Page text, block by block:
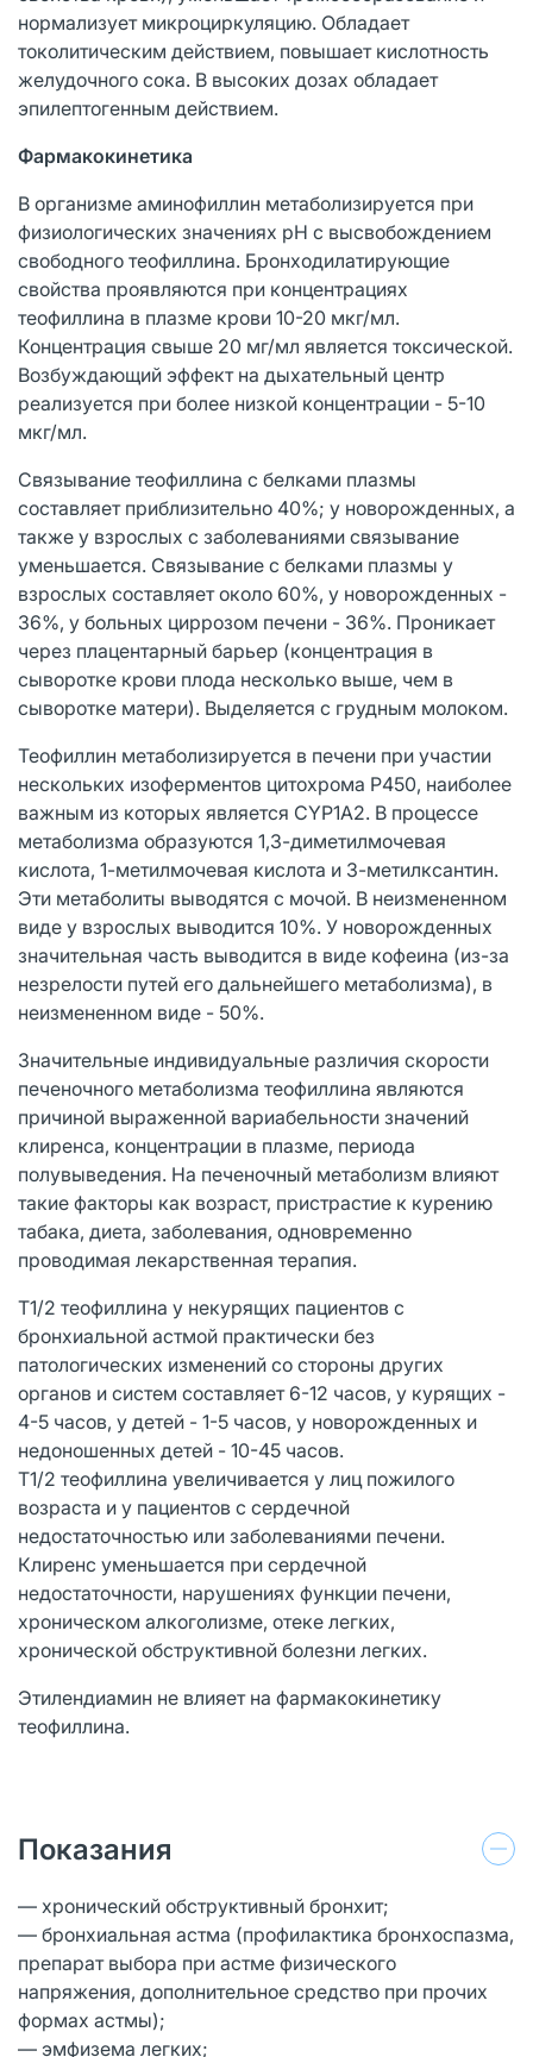
нормализует микроциркуляцию. Обладает
токолитическим действием, повышает кислотность
желудочного сока. В высоких дозах обладает
эпилептогенным действием.
Фармакокинетика
В организме аминофиллин метаболизируется при
физиологических значениях pH с высвобождением
свободного теофиллина. Бронходилатирующие
свойства проявляются при концентрациях
теофиллина в плазме крови 10-20 мкг/мл.
Концентрация свыше 20 мг/мл является токсической.
Возбуждающий эффект на дыхательный центр
реализуется при более низкой концентрации - 5-10
мкг/мл.
Связывание теофиллина с белками плазмы
составляет приблизительно 40%; у новорожденных, а
также у взрослых с заболеваниями связывание
уменьшается. Связывание с белками плазмы у
взрослых составляет около 60%, у новорожденных -
36%, у больных циррозом печени - 36%. Проникает
через плацентарный барьер (концентрация в
сыворотке крови плода несколько выше, чем в
сыворотке матери). Выделяется с грудным молоком.
Теофиллин метаболизируется в печени при участии
нескольких изоферментов цитохрома P450, наиболее
важным из которых является CYP1A2. В процессе
метаболизма образуются 1,3-диметилмочевая
кислота, 1-метилмочевая кислота и 3-метилксантин.
Эти метаболиты выводятся с мочой. В неизмененном
виде у взрослых выводится 10%. У новорожденных
значительная часть выводится в виде кофеина (из-за
незрелости путей его дальнейшего метаболизма), в
неизмененном виде - 50%.
Значительные индивидуальные различия скорости
печеночного метаболизма теофиллина являются
причиной выраженной вариабельности значений
клиренса, концентрации в плазме, периода
полувыведения. На печеночный метаболизм влияют
такие факторы как возраст, пристрастие к курению
табака, диета, заболевания, одновременно
проводимая лекарственная терапия.
T1/2 теофиллина у некурящих пациентов с
бронхиальной астмой практически без
патологических изменений со стороны других
органов и систем составляет 6-12 часов, у курящих -
4-5 часов, у детей - 1-5 часов, у новорожденных и
недоношенных детей - 10-45 часов.
T1/2 теофиллина увеличивается у лиц пожилого
возраста и у пациентов с сердечной
недостаточностью или заболеваниями печени.
Клиренс уменьшается при сердечной
недостаточности, нарушениях функции печени,
хроническом алкоголизме, отеке легких,
хронической обструктивной болезни легких.
Этилендиамин не влияет на фармакокинетику
теофиллина.
Показания
— хронический обструктивный бронхит;
— бронхиальная астма (профилактика бронхоспазма,
препарат выбора при астме физического
напряжения, дополнительное средство при прочих
формах астмы);
— эмфизема легких;